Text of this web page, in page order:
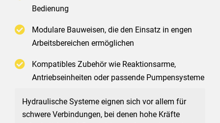
Bedienung
Modulare Bauweisen, die den Einsatz in engen
Arbeitsbereichen ermöglichen
Kompatibles Zubehör wie Reaktionsarme,
Antriebseinheiten oder passende Pumpensysteme
Hydraulische Systeme eignen sich vor allem für
schwere Verbindungen, bei denen hohe Kräfte